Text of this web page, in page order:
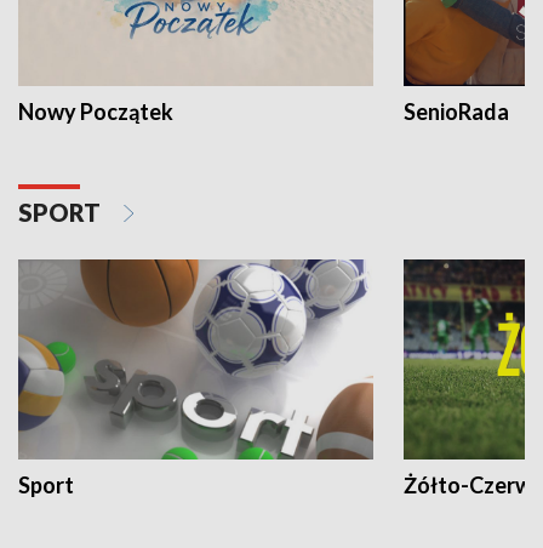
Nowy Początek SenioRada
SPORT
Sport Żółto-